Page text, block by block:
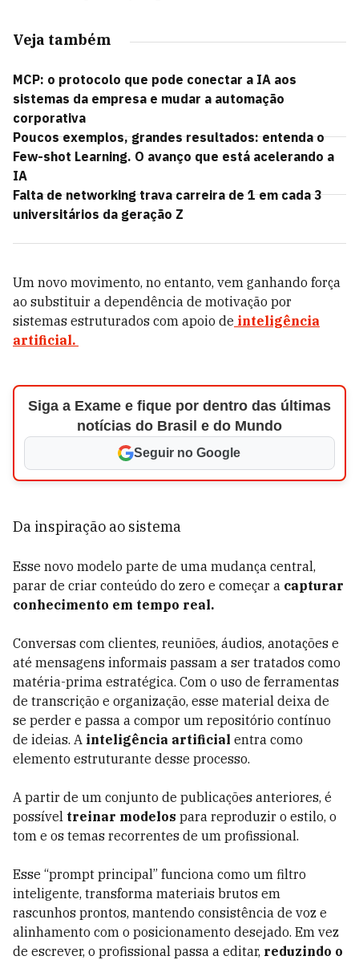
Veja também
MCP: o protocolo que pode conectar a IA aos
sistemas da empresa e mudar a automação
corporativa
Poucos exemplos, grandes resultados: entenda o
Few-shot Learning. O avanço que está acelerando a
IA
Falta de networking trava carreira de 1 em cada 3
universitários da geração Z
Um novo movimento, no entanto, vem ganhando força
ao substituir a dependência de motivação por
sistemas estruturados com apoio de inteligência
artificial.
Siga a Exame e fique por dentro das últimas
notícias do Brasil e do Mundo
Seguir no Google
Da inspiração ao sistema
Esse novo modelo parte de uma mudança central,
parar de criar conteúdo do zero e começar a capturar
conhecimento em tempo real.
Conversas com clientes, reuniões, áudios, anotações e
até mensagens informais passam a ser tratados como
matéria-prima estratégica. Com o uso de ferramentas
de transcrição e organização, esse material deixa de
se perder e passa a compor um repositório contínuo
de ideias. A inteligência artificial entra como
elemento estruturante desse processo.
A partir de um conjunto de publicações anteriores, é
possível treinar modelos para reproduzir o estilo, o
tom e os temas recorrentes de um profissional.
Esse “prompt principal” funciona como um filtro
inteligente, transforma materiais brutos em
rascunhos prontos, mantendo consistência de voz e
alinhamento com o posicionamento desejado. Em vez
de escrever, o profissional passa a editar, reduzindo o